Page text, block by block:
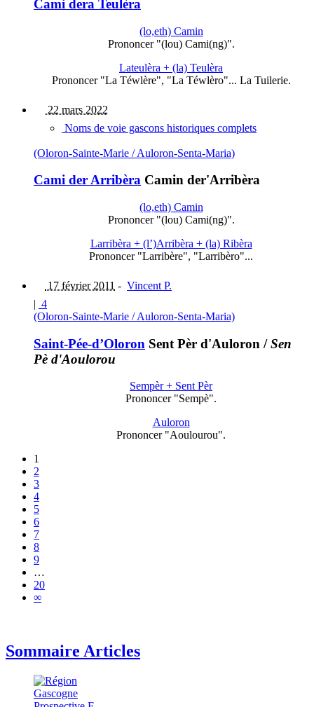
Cami dera Teulèra
(lo,eth) Camin
Prononcer "(lou) Cami(ng)".
Lateulèra + (la) Teulèra
Prononcer "La Téwlère", "La Téwlèro"... La Tuilerie.
22 mars 2022
Noms de voie gascons historiques complets
(Oloron-Sainte-Marie / Auloron-Senta-Maria)
Cami der Arribèra Camin der'Arribèra
(lo,eth) Camin
Prononcer "(lou) Cami(ng)".
Larribèra + (l’)Arribèra + (la) Ribèra
Prononcer "Larribère", "Larribèro"...
17 février 2011 - Vincent P.
| 4
(Oloron-Sainte-Marie / Auloron-Senta-Maria)
Saint-Pée-d’Oloron Sent Pèr d'Auloron /Sen
Pè d'Aoulorou
Sempèr + Sent Pèr
Prononcer "Sempè".
Auloron
Prononcer "Aoulourou".
1
2
3
4
5
6
7
8
9
…
20
∞
Sommaire Articles